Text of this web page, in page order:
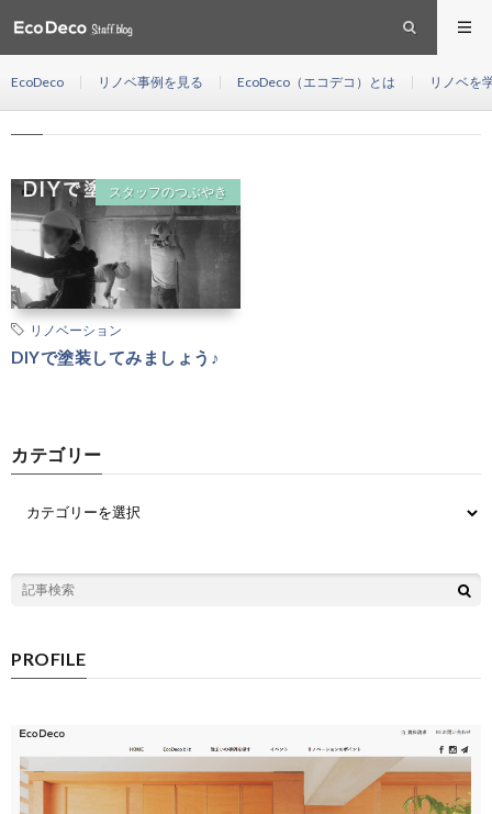
EcoDeco リノベ事例を見る EcoDeco（エコデコ）とは リノベを
HOME 手順
スタッフのつぶやき
リノベーション
DIYで塗装してみましょう♪
カテゴリー
PROFILE